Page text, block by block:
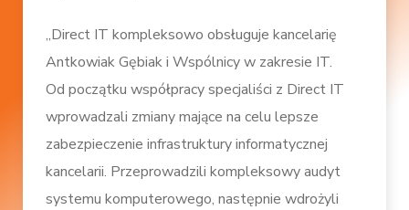
„Direct IT kompleksowo obsługuje kancelarię
Antkowiak Gębiak i Wspólnicy w zakresie IT.
Od początku współpracy specjaliści z Direct IT
wprowadzali zmiany mające na celu lepsze
zabezpieczenie infrastruktury informatycznej
kancelarii. Przeprowadzili kompleksowy audyt
systemu komputerowego, następnie wdrożyli